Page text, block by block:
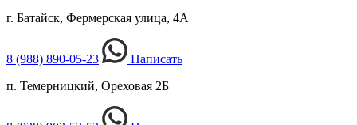
г. Батайск, Фермерская улица, 4А
8 (988) 890-05-23
Написать
п. Темерницкий, Ореховая 2Б